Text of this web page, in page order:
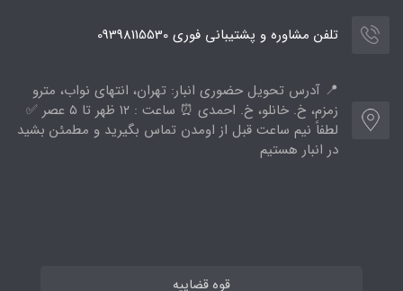
تلفن مشاوره و پشتیبانی فوری 09398115530
📍 آدرس تحویل حضوری انبار: تهران، انتهای نواب، مترو
زمزم، خ. خانلو، خ. احمدی ⏰ ساعت : ۱۲ ظهر تا ۵ عصر ✅
لطفاً نیم ساعت قبل از اومدن تماس بگیرید و مطمئن بشید
در انبار هستیم
قوه قضاییه